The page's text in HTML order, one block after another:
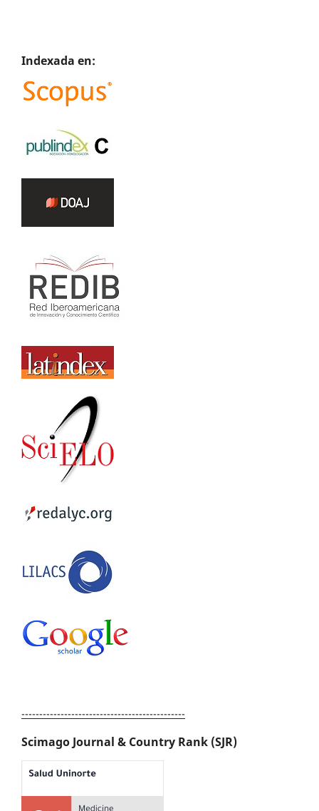
Indexada en:
----------------------------------------------
Scimago Journal & Country Rank (SJR)